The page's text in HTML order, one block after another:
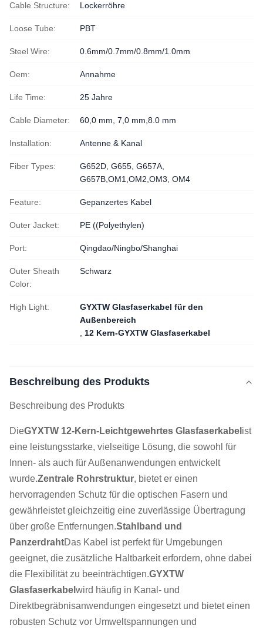
Cable Structure: Lockerröhre
Loose Tube: PBT
Steel Wire: 0.6mm/0.7mm/0.8mm/1.0mm
Oem: Annahme
Life Time: 25 Jahre
Cable Diameter: 60,0 mm, 7,0 mm,8.0 mm
Installation: Antenne & Kanal
Fiber Types:
G652D, G655, G657A,
G657B,OM1,OM2,OM3, OM4
Feature: Gepanzertes Kabel
Outer Jacket: PE ((Polyethylen)
Port: Qingdao/Ningbo/Shanghai
Outer Sheath
Color:
Schwarz
High Light:
GYXTW Glasfaserkabel für den
Außenbereich
12 Kern-GYXTW Glasfaserkabel
Beschreibung des Produkts
Beschreibung des Produkts
DieGYXTW 12-Kern-Leichtgewehrtes Glasfaserkabel ist
eine leistungsstarke, vielseitige Lösung, die sowohl für
Innen- als auch für Außenanwendungen entwickelt
wurde.Zentrale Rohrstruktur, bietet er einen
hervorragenden Schutz für die optischen Fasern und
gewährleistet gleichzeitig eine zuverlässige Übertragung
über große Entfernungen.Stahlband und
PanzerdrahtDas Kabel ist perfekt für Umgebungen
geeignet, die zusätzliche Haltbarkeit erfordern, ohne dabei
die Flexibilität zu beeinträchtigen.GYXTW
Glasfaserkabel wird häufig in Kanal- und
Direktbegräbnisanwendungen eingesetzt und bietet einen
robusten Schutz vor Umweltspannungen und